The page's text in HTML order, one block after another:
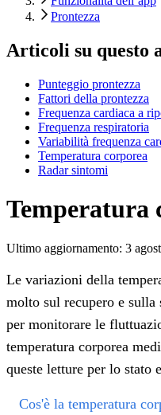
Prontezza
Articoli su questo
Punteggio prontezza
Fattori della prontezza
Frequenza cardiaca a
Frequenza respiratoria
Variabilità frequenza
Temperatura corporea
Radar sintomi
Temperatura
Ultimo aggiornamento: 3
Le variazioni della
molto sul recupero e sulla
per monitorare le
temperatura corporea
queste letture per lo stato
Cos'è la temperatura